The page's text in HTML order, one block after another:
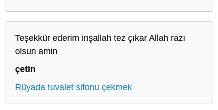
Teşekkür ederim inşallah tez çıkar Allah razı
olsun amin
çetin
Rüyada tuvalet sifonu çekmek